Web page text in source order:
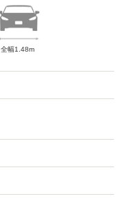
全幅1.48m